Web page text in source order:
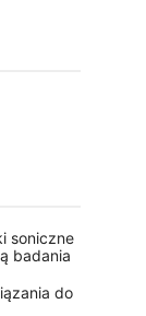
soniczne
badania
do